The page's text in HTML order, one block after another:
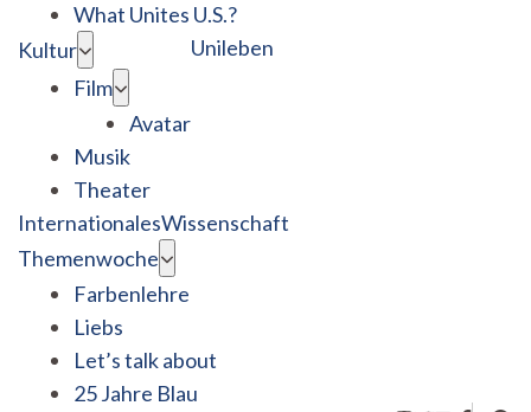
What Unites U.S.?
Kultur
Film
Avatar
Musik
Theater
Unileben
InternationalesWissenschaft
Themenwoche
Farbenlehre
Liebs
Let’s talk about
25 Jahre Blau